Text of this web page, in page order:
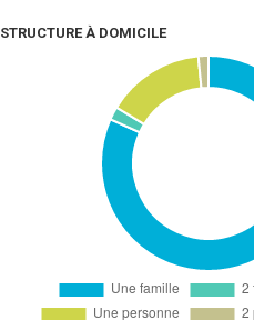
STRUCTURE À DOMICILE